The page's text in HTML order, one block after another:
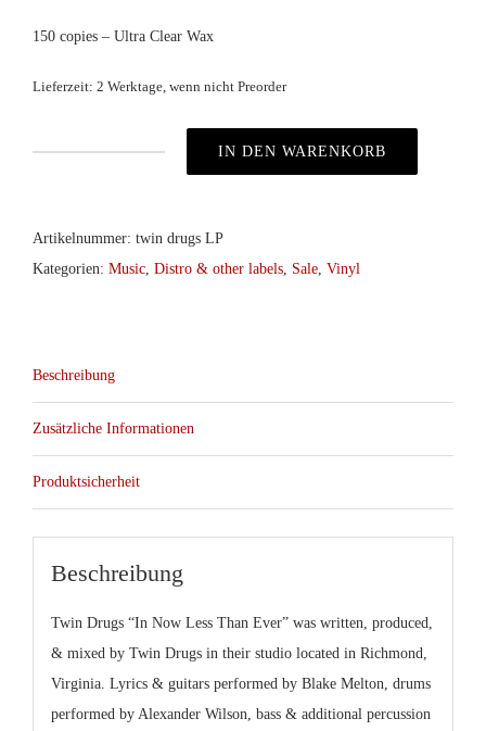
150 copies – Ultra Clear Wax
Lieferzeit: 2 Werktage, wenn nicht Preorder
Ever
col.LP
(Crazysane)
IN DEN WARENKORB
Artikelnummer: twin drugs LP
Kategorien: Music, Distro & other labels, Sale, Vinyl
Beschreibung
Zusätzliche Informationen
Produktsicherheit
Beschreibung
Twin Drugs “In Now Less Than Ever” was written, produced,
& mixed by Twin Drugs in their studio located in Richmond,
Virginia. Lyrics & guitars performed by Blake Melton, drums
performed by Alexander Wilson, bass & additional percussion